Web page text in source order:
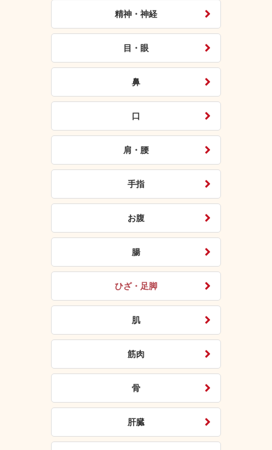
精神・神経
目・眼
鼻
口
肩・腰
手指
お腹
腸
ひざ・足脚
肌
筋肉
骨
肝臓